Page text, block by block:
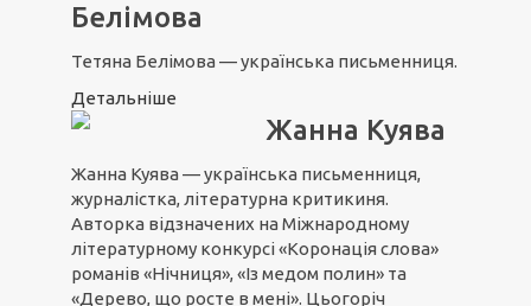
Белімова
Тетяна Белімова — українська письменниця.
Детальніше
Жанна Куява
Жанна Куява — українська письменниця,
журналістка, літературна критикиня.
Авторка відзначених на Міжнародному
літературному конкурсі «Коронація слова»
романів «Нічниця», «Із медом полин» та
«Дерево, що росте в мені». Цьогоріч